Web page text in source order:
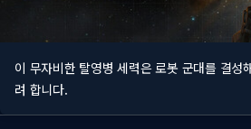
이 무자비한 탈영병 세력은 로봇 군대를 결성
려 합니다.